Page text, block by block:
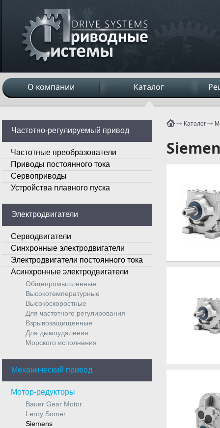
О компании Каталог
Каталог
Частотно-регулируемый привод
Частотные преобразователи
Приводы постоянного тока
Сервоприводы
Устройства плавного пуска
Электродвигатели
Серводвигатели
Синхронные электродвигатели
Электродвигатели постоянного тока
Асинхронные электродвигатели
Общепромышленные
Высокотемпературные
Высокоскоростные
Для частотного регулирования
Взрывозащищенные
Для дымоудаления
Морского исполнения
Механический привод
Мотор-редукторы
Bauer Gear Motor
Leroy Somer
Siemens